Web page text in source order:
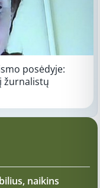
posėdyje:
žurnalistų
naikins